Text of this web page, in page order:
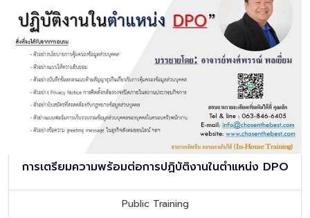
การเตรียมความพร้อมต่อการปฏิบัติงานในตำแหน่ง DPO
Public Training